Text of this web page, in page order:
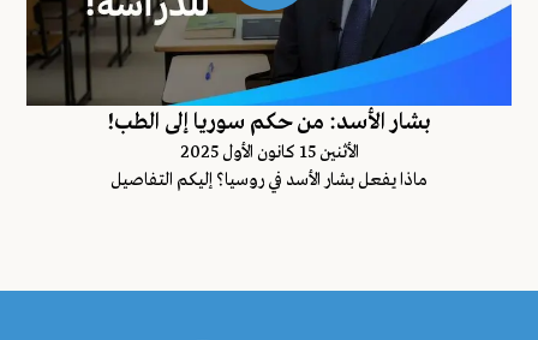
بشار الأسد: من حكم سوريا إلى الطب!
اﻷثنين 15 كانون الأول 2025
ماذا يفعل بشار الأسد في روسيا؟ إليكم التفاصيل